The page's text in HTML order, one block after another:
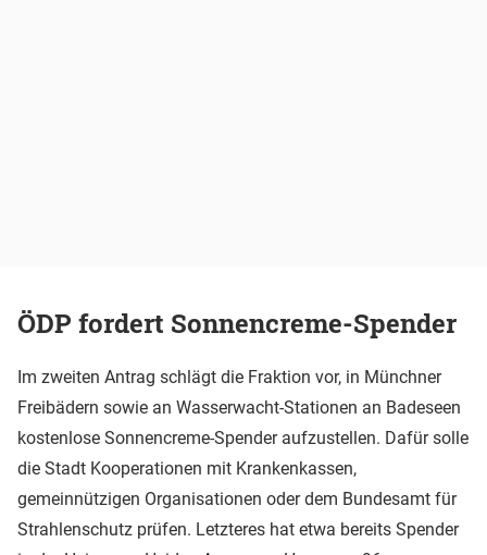
ÖDP fordert Sonnencreme-Spender
Im zweiten Antrag schlägt die Fraktion vor, in Münchner
Freibädern sowie an Wasserwacht-Stationen an Badeseen
kostenlose Sonnencreme-Spender aufzustellen. Dafür solle
die Stadt Kooperationen mit Krankenkassen,
gemeinnützigen Organisationen oder dem Bundesamt für
Strahlenschutz prüfen. Letzteres hat etwa bereits Spender